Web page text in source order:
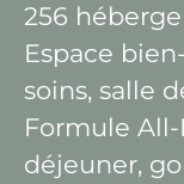
256
Espace
soins, salle
Formule
déjeuner,